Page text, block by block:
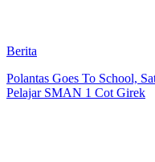
Berita
Polantas Goes To School,
Pelajar SMAN 1 Cot Girek